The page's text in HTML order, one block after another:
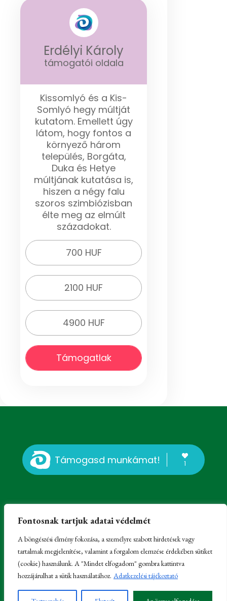
Fontosnak tartjuk adatai védelmét
A böngészési élmény fokozása, a személyre szabott hirdetések vagy
tartalmak megjelenítése, valamint a forgalom elemzése érdekében sütiket
(cookie) használunk. A "Mindet elfogadom" gombra kattintva
hozzájárulhat a sütik használatához. Adatkezelési tájékoztató
Erdélyi Károly
támogatói oldala
Kissomlyó és a Kis-
Somlyó hegy múltját
kutatom. Emellett úgy
látom, hogy fontos a
környező három
település, Borgáta,
Duka és Hetye
múltjának kutatása is,
hiszen a négy falu
szoros szimbiózisban
élte meg az elmúlt
századokat.
700 HUF
2100 HUF
4900 HUF
Támogatlak
Támogasd munkámat! 1
© Erdélyi Károly, Kissomlyó, 2023-2025 -Impresszum-
Felhasználói regisztráció és hozzászólási lehetőség
Partnerek:
HonlapkészítésésMacskaFészek